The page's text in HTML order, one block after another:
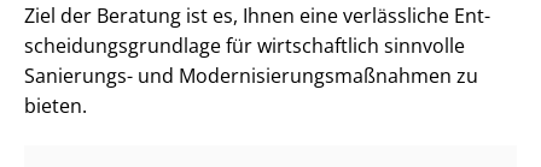
Ziel der Beratung ist es, Ihnen eine verlässliche Ent­
schei­dungs­grund­la­ge für wirtschaftlich sinnvolle
Sanierungs- und Mo­der­ni­sie­rungs­maß­nah­men zu
bieten.